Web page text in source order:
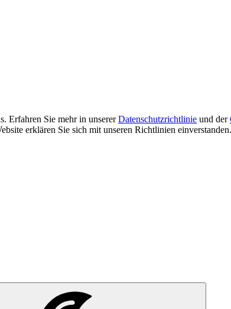
Erfahren Sie mehr in unsererDatenschutzrichtlinie und der
erklären Sie sich mit unseren Richtlinien einverstanden.